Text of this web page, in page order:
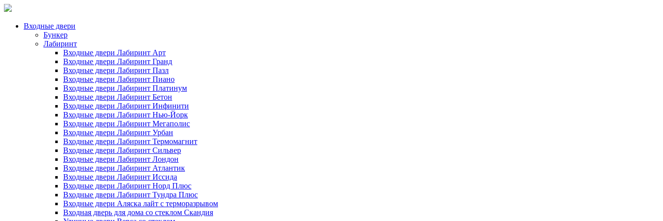
Входные двери
Бункер
Лабиринт
Входные двери Лабиринт Арт
Входные двери Лабиринт Гранд
Входные двери Лабиринт Пазл
Входные двери Лабиринт Пиано
Входные двери Лабиринт Платинум
Входные двери Лабиринт Бетон
Входные двери Лабиринт Инфинити
Входные двери Лабиринт Нью-Йорк
Входные двери Лабиринт Мегаполис
Входные двери Лабиринт Урбан
Входные двери Лабиринт Термомагнит
Входные двери Лабиринт Сильвер
Входные двери Лабиринт Лондон
Входные двери Лабиринт Атлантик
Входные двери Лабиринт Иссида
Входные двери Лабиринт Норд Плюс
Входные двери Лабиринт Тундра Плюс
Входные двери Аляска лайт с терморазрывом
Входная дверь для дома со стеклом Скандия